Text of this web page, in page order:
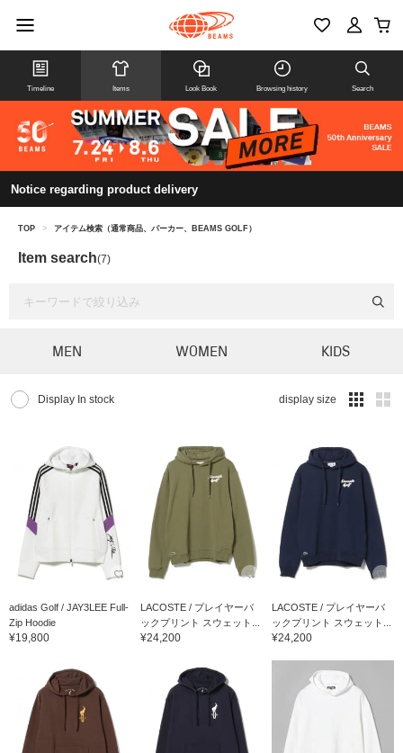
Timeline Items Look Book Browsing history Search
Notice regarding product delivery
TOP > アイテム検索（通常商品、パーカー、BEAMS GOLF）
Item search(7)
MEN WOMEN KIDS
Display In stock display size
adidas Golf / JAY3LEE Full-
Zip Hoodie
¥19,800
LACOSTE / プレイヤーバ
ックプリント スウェット...
¥24,200
LACOSTE / プレイヤーバ
ックプリント スウェット...
¥24,200